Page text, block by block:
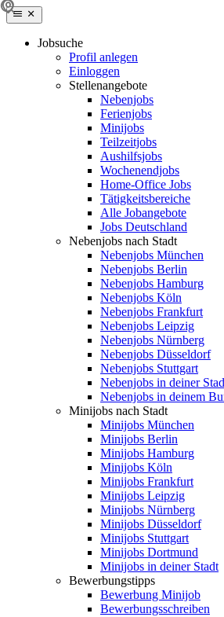
Jobsuche
Profil anlegen
Einloggen
Stellenangebote
Nebenjobs
Ferienjobs
Minijobs
Teilzeitjobs
Aushilfsjobs
Wochenendjobs
Home-Office Jobs
Tätigkeitsbereiche
Alle Jobangebote
Jobs Deutschland
Nebenjobs nach Stadt
Nebenjobs München
Nebenjobs Berlin
Nebenjobs Hamburg
Nebenjobs Köln
Nebenjobs Frankfurt
Nebenjobs Leipzig
Nebenjobs Nürnberg
Nebenjobs Düsseldorf
Nebenjobs Stuttgart
Nebenjobs in deiner
Nebenjobs in deinem
Minijobs nach Stadt
Minijobs München
Minijobs Berlin
Minijobs Hamburg
Minijobs Köln
Minijobs Frankfurt
Minijobs Leipzig
Minijobs Nürnberg
Minijobs Düsseldorf
Minijobs Stuttgart
Minijobs Dortmund
Minijobs in deiner Stadt
Bewerbungstipps
Bewerbung Minijob
Bewerbungsschreiben